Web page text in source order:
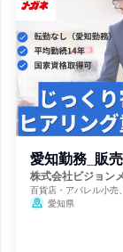
愛知勤務_販
株式会社ビジョン
百貨店・アパレル小売
社・卸売、小売・卸売
愛知県